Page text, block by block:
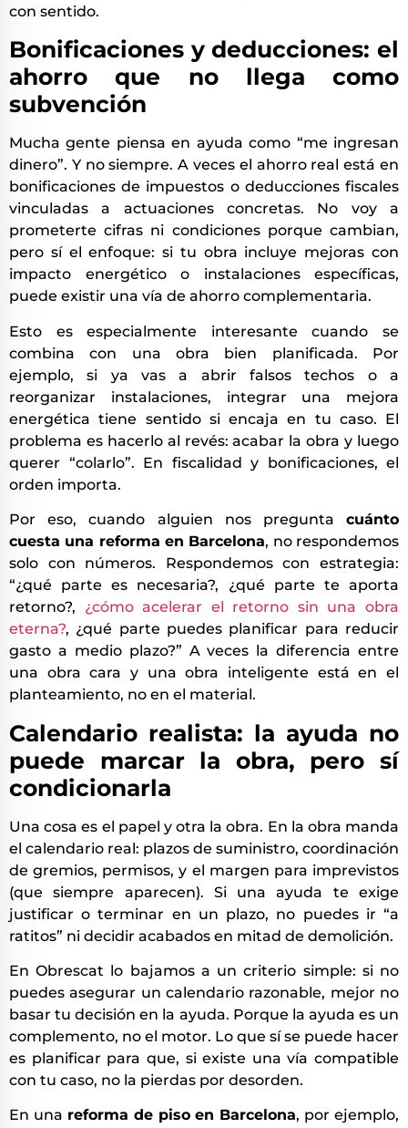
con sentido.
Bonificaciones y deducciones: el
ahorro que no llega como
subvención
Mucha gente piensa en ayuda como “me ingresan
dinero”. Y no siempre. A veces el ahorro real está en
bonificaciones de impuestos o deducciones fiscales
vinculadas a actuaciones concretas. No voy a
prometerte cifras ni condiciones porque cambian,
pero sí el enfoque: si tu obra incluye mejoras con
impacto energético o instalaciones específicas,
puede existir una vía de ahorro complementaria.
Esto es especialmente interesante cuando se
combina con una obra bien planificada. Por
ejemplo, si ya vas a abrir falsos techos o a
reorganizar instalaciones, integrar una mejora
energética tiene sentido si encaja en tu caso. El
problema es hacerlo al revés: acabar la obra y luego
querer “colarlo”. En fiscalidad y bonificaciones, el
orden importa.
Por eso, cuando alguien nos pregunta cuánto
cuesta una reforma en Barcelona, no respondemos
solo con números. Respondemos con estrategia:
“¿qué parte es necesaria?, ¿qué parte te aporta
retorno?, ¿cómo acelerar el retorno sin una obra
eterna?, ¿qué parte puedes planificar para reducir
gasto a medio plazo?” A veces la diferencia entre
una obra cara y una obra inteligente está en el
planteamiento, no en el material.
Calendario realista: la ayuda no
puede marcar la obra, pero sí
condicionarla
Una cosa es el papel y otra la obra. En la obra manda
el calendario real: plazos de suministro, coordinación
de gremios, permisos, y el margen para imprevistos
(que siempre aparecen). Si una ayuda te exige
justificar o terminar en un plazo, no puedes ir “a
ratitos” ni decidir acabados en mitad de demolición.
En Obrescat lo bajamos a un criterio simple: si no
puedes asegurar un calendario razonable, mejor no
basar tu decisión en la ayuda. Porque la ayuda es un
complemento, no el motor. Lo que sí se puede hacer
es planificar para que, si existe una vía compatible
con tu caso, no la pierdas por desorden.
En una reforma de piso en Barcelona, por ejemplo,